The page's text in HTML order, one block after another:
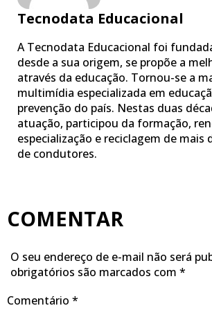
Tecnodata Educacional
A Tecnodata Educacional foi
desde a sua origem, se propõe a
através da educação. Tornou-se a
multimídia especializada em
prevenção do país. Nestas duas
atuação, participou da formação,
especialização e reciclagem de mais
de condutores.
COMENTAR
O seu endereço de e-mail não será
obrigatórios são marcados com *
Comentário *